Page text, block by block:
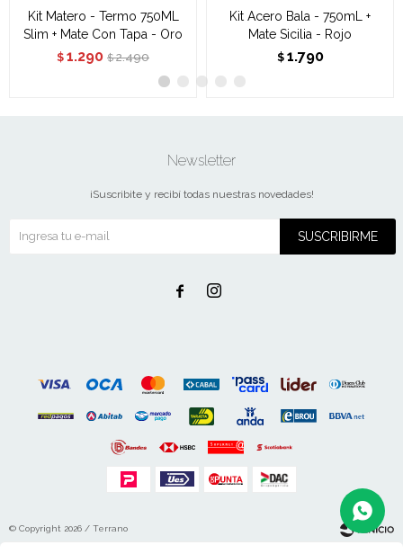
Kit Matero - Termo 750ML
Slim + Mate Con Tapa - Oro
$ 1.290 $ 2.490
Kit Acero Bala - 750mL +
Mate Sicilia - Rojo
$ 1.790
Newsletter
¡Suscribite y recibí todas nuestras novedades!
SUSCRIBIRME
 
© Copyright 2026 / Terrano